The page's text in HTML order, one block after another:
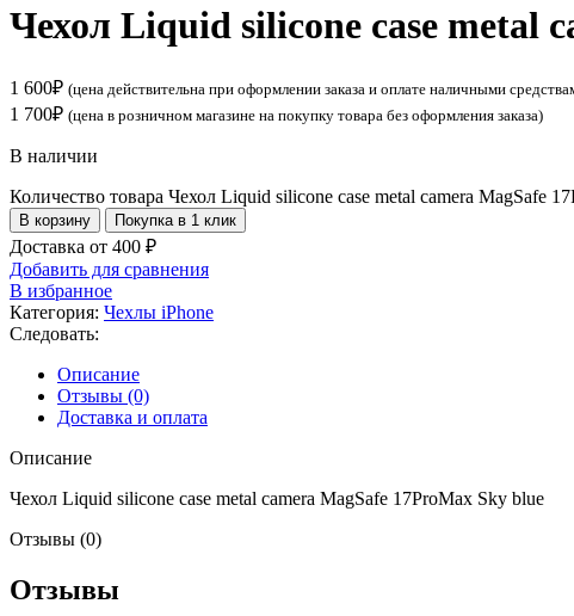
Чехол Liquid silicone case metal
1 600₽ (цена действительна при оформлении заказа и оплате наличными
1 700₽ (цена в розничном магазине на покупку товара без оформления заказа)
В наличии
Количество товара Чехол Liquid silicone case metal camera MagSafe
В корзину Покупка в 1 клик
Доставка от 400 ₽
Добавить для сравнения
В избранное
Категория: Чехлы iPhone
Следовать:
Описание
Отзывы (0)
Доставка и оплата
Описание
Чехол Liquid silicone case metal camera MagSafe 17ProMax Sky blue
Отзывы (0)
Отзывы